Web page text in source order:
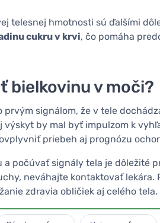
telesnej hmotnosti sú ďalšími
cukru v krvi, čo pomáha
bielkovinu v moči?
prvým signálom, že v tele
by mal byť impulzom k
priebeh aj prognózu
počúvať signály tela je dôležité
neváhajte kontaktovať
zdravia obličiek aj celého tela.